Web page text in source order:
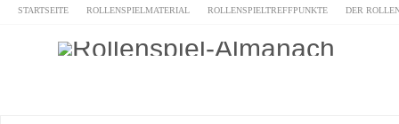
STARTSEITE ROLLENSPIELMATERIAL ROLLENSPIELTREFFPUNKTE DER